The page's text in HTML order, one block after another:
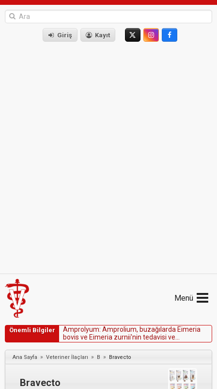
Giriş Kayıt
Menü
Önemli Bilgiler Ampro yum: Ampro ium, buzağı arda Eimeria
bovis ve Eimeria zurnii'nin tedavisi ve
önlenmesivekümeshayvanlarında
koksidiyozisintedavisiiçinFDAonaylıdır.
Ana Sayfa » Veteriner İlaçları » B » Bravecto
Bravecto